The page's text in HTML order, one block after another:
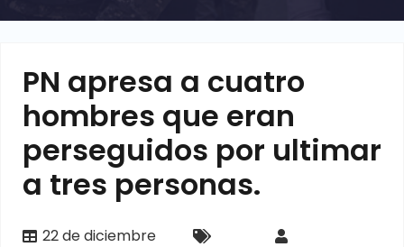
PN apresa a cuatro
hombres que eran
perseguidos por ultimar
a tres personas.
22 de diciembre